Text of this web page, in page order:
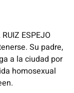
ESPEJO
Su padre,
a la ciudad por
homosexual